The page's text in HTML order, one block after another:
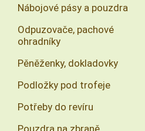
Nábojové pásy a pouzdra
Odpuzovače, pachové
ohradníky
Pěněženky, dokladovky
Podložky pod trofeje
Potřeby do revíru
Pouzdra na zbraně